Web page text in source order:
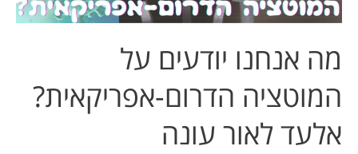
מה אנחנו יודעים על
המוטציה הדרום-אפריקאית?
אלעד לאור עונה
עונה